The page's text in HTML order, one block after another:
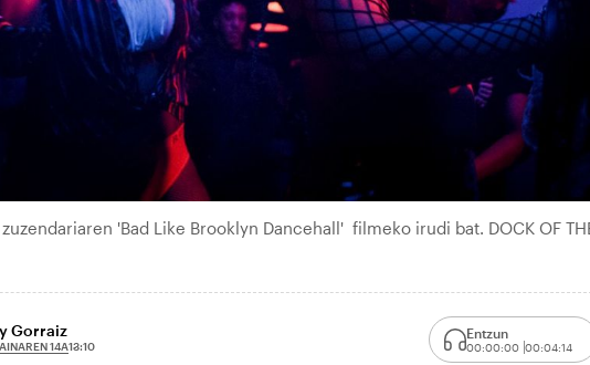
'Bad Like Brooklyn Dancehall' filmeko irudi bat. DOCK OF
Gorraiz
14A13:10
Entzun
00:00:00 00:04:14